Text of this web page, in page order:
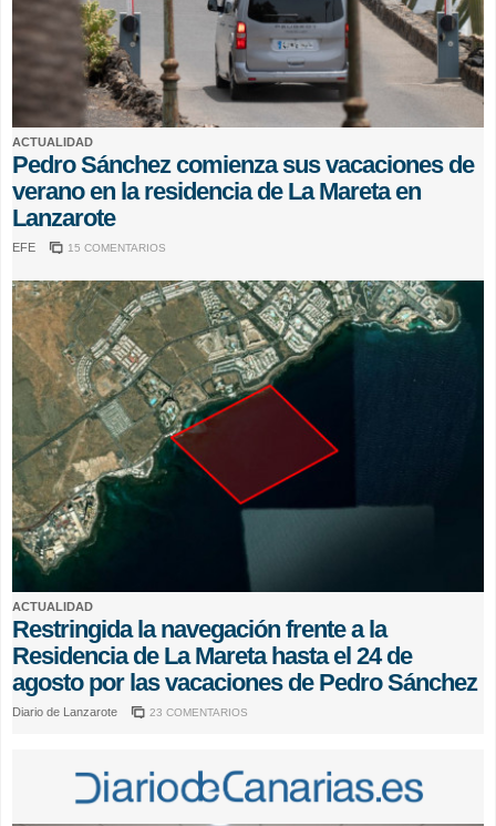
ACTUALIDAD
Pedro Sánchez comienza sus vacaciones de
verano en la residencia de La Mareta en
Lanzarote
EFE 15 COMENTARIOS
ACTUALIDAD
Restringida la navegación frente a la
Residencia de La Mareta hasta el 24 de
agosto por las vacaciones de Pedro Sánchez
Diario de Lanzarote 23 COMENTARIOS